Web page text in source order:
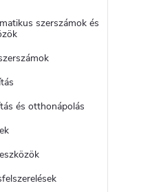
szerszámok és
és otthonápolás